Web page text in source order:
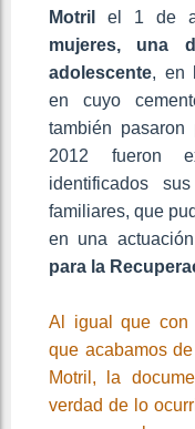
Motril
el 1 de
mujeres, una
adolescente, en
en cuyo
también
2012 fueron
identificados
familiares, que
en una
para la
Al igual que con
que acabamos
Motril, la
verdad de lo